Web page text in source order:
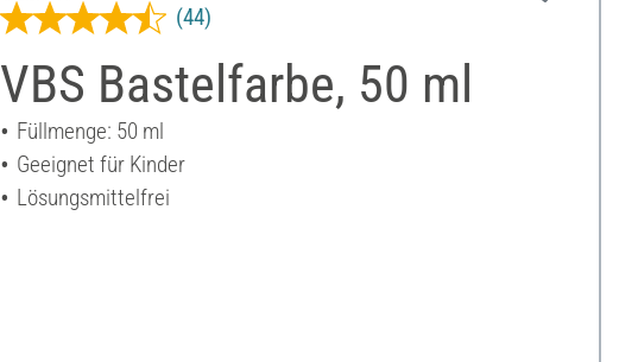
VBS Bastelfarbe, 50 ml
(44)
Füllmenge: 50 ml
Geeignet für Kinder
Lösungsmittelfrei